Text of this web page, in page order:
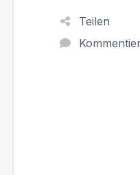
Teilen